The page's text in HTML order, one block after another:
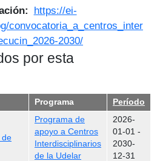
https://ei-
convocatoria_a_centros_inter
2030/
por esta
Programa Período
de
Programa de
apoyo a Centros
Interdisciplinarios
de la Udelar
2026-
01-01 -
2030-
12-31